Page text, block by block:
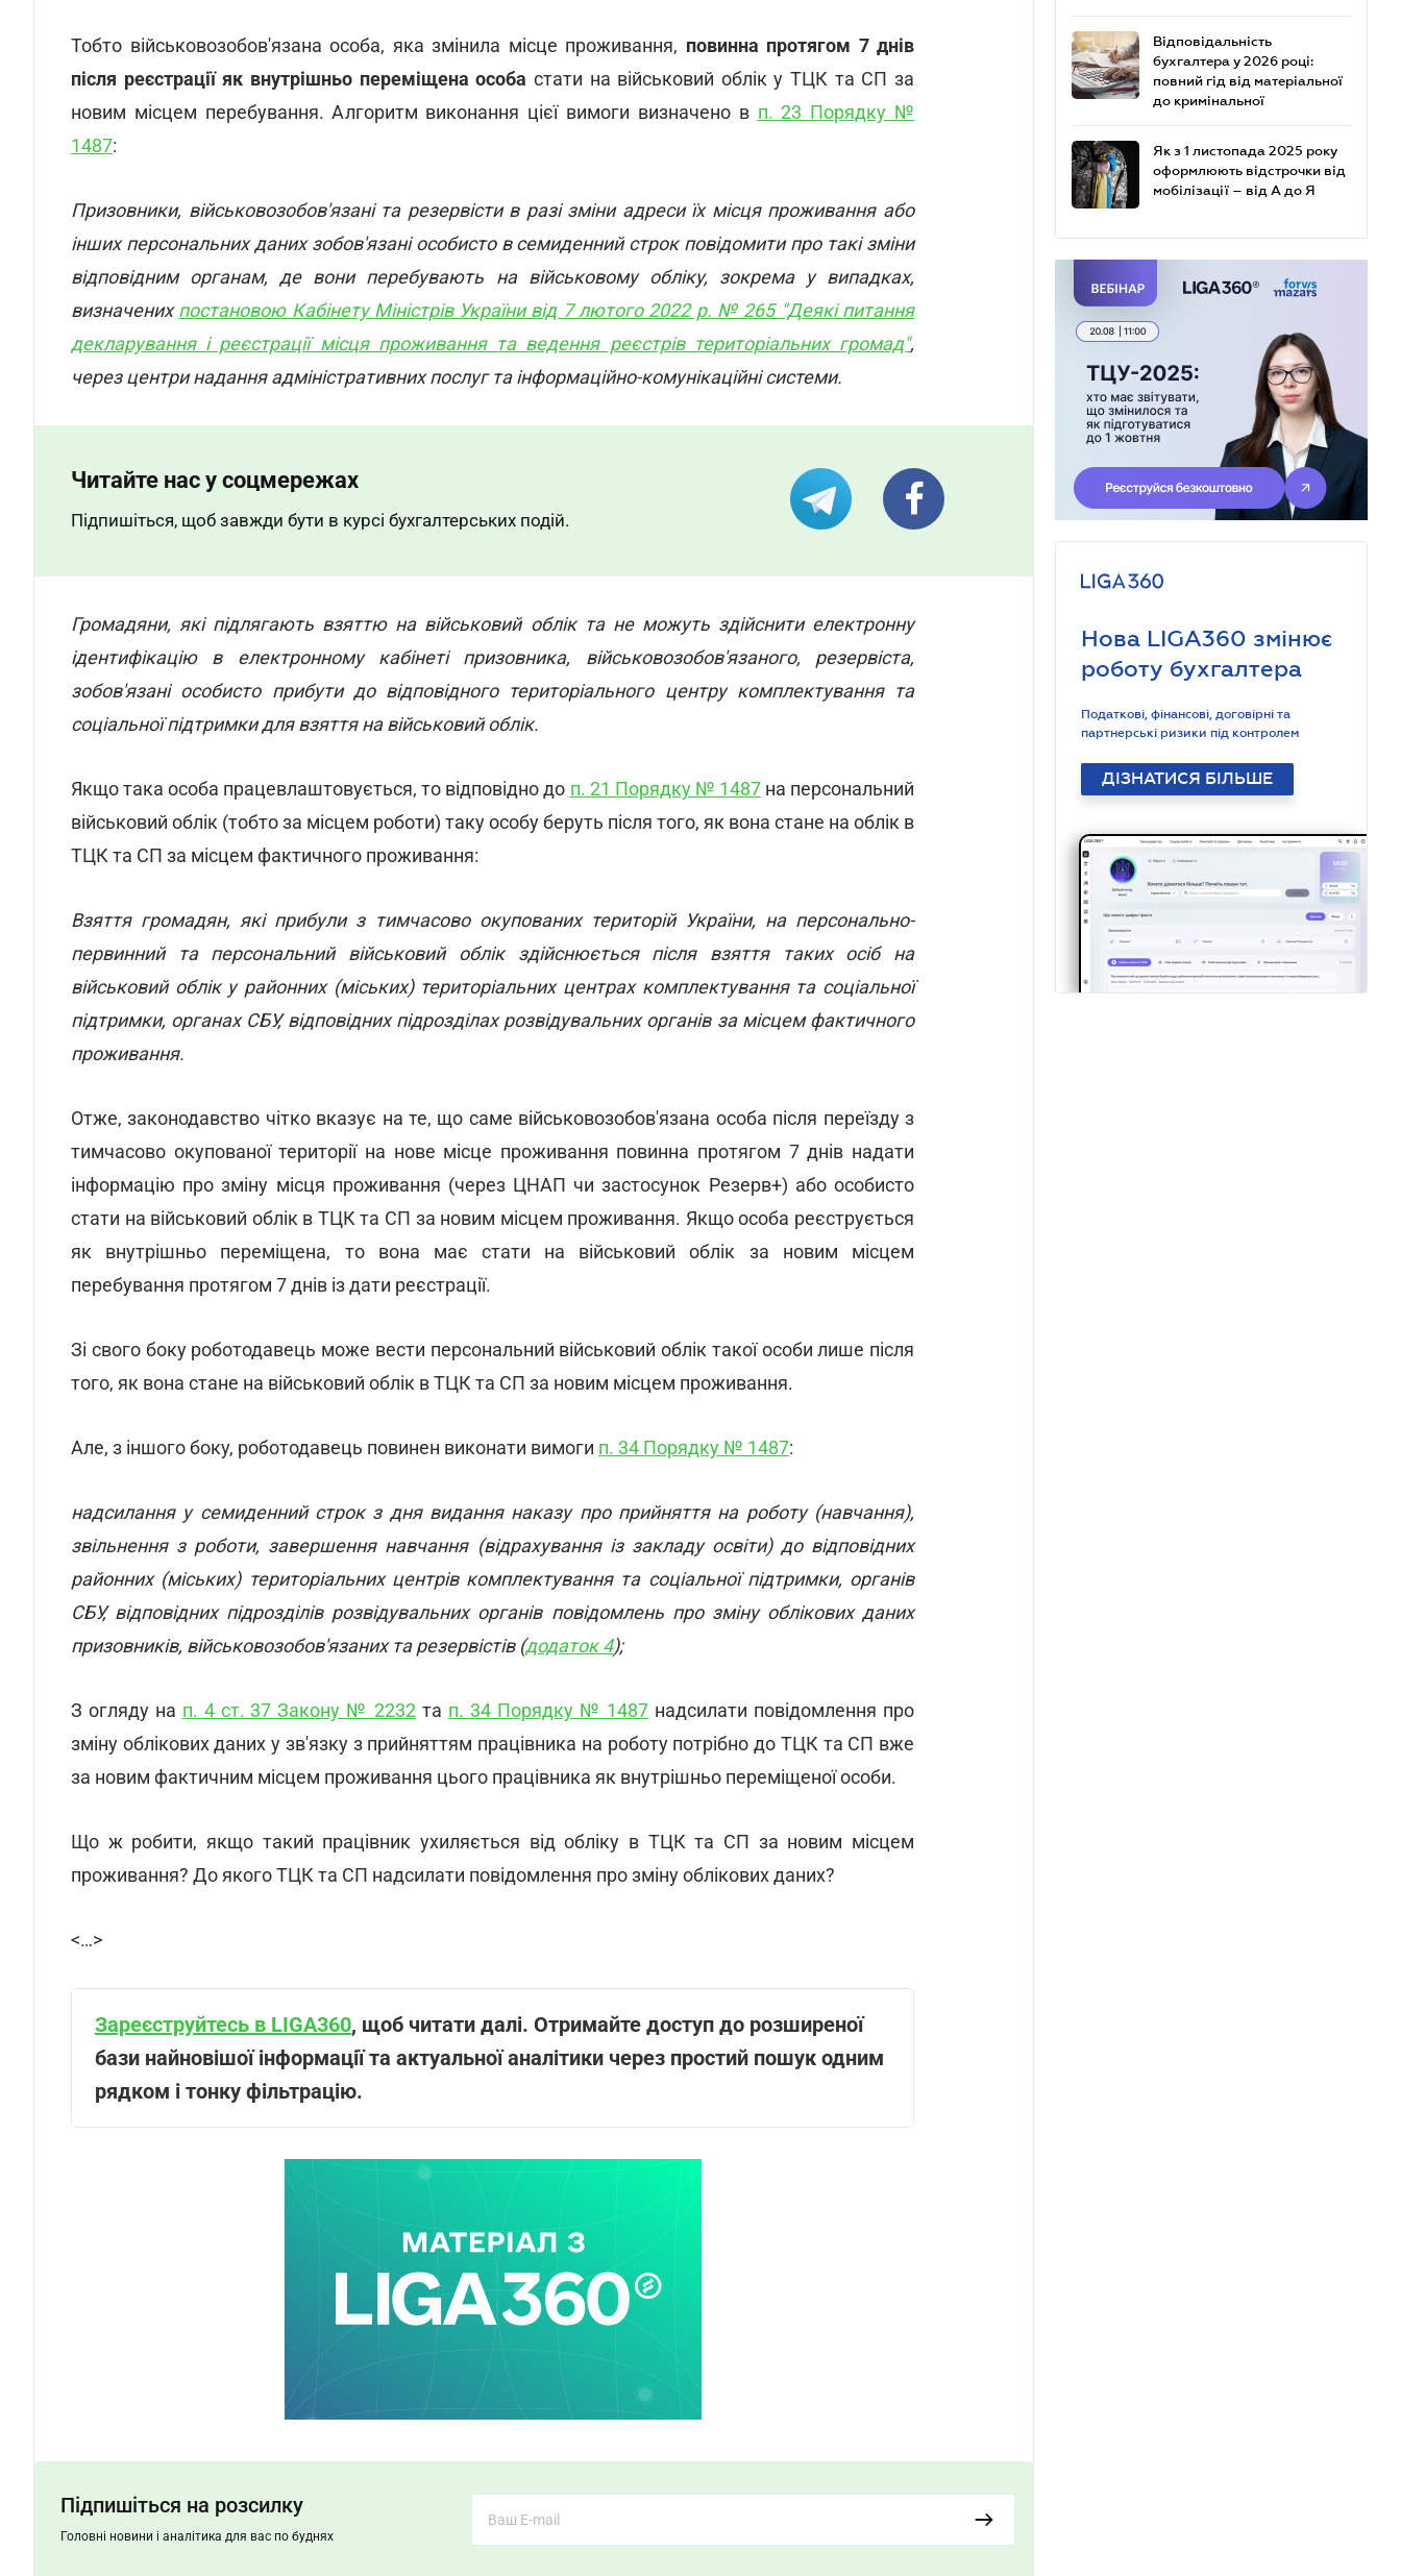
Тобто військовозобов'язана особа, яка змінила місце проживання, повинна протягом 7 днів
після реєстрації як внутрішньо переміщена особа стати на військовий облік у ТЦК та СП за
новим місцем перебування. Алгоритм виконання цієї вимоги визначено в п. 23 Порядку №
1487:
Призовники, військовозобов'язані та резервісти в разі зміни адреси їх місця проживання або
інших персональних даних зобов'язані особисто в семиденний строк повідомити про такі зміни
відповідним органам, де вони перебувають на військовому обліку, зокрема у випадках,
визначенихпостановою Кабінету Міністрів України від 7 лютого 2022 р. № 265 "Деякі питання
декларування і реєстрації місця проживання та ведення реєстрів територіальних громад",
через центри надання адміністративних послуг та інформаційно-комунікаційні системи.
Читайте нас у соцмережах
Підпишіться, щоб завжди бути в курсі бухгалтерських подій.
Громадяни, які підлягають взяттю на військовий облік та не можуть здійснити електронну
ідентифікацію в електронному кабінеті призовника, військовозобов'язаного, резервіста,
зобов'язані особисто прибути до відповідного територіального центру комплектування та
соціальної підтримки для взяття на військовий облік.
Якщо така особа працевлаштовується, то відповідно до п. 21 Порядку № 1487на персональний
військовий облік (тобто за місцем роботи) таку особу беруть після того, як вона стане на облік в
ТЦК та СП за місцем фактичного проживання:
Взяття громадян, які прибули з тимчасово окупованих територій України, на персонально-
первинний та персональний військовий облік здійснюється після взяття таких осіб на
військовий облік у районних (міських) територіальних центрах комплектування та соціальної
підтримки, органах СБУ, відповідних підрозділах розвідувальних органів за місцем фактичного
проживання.
Отже, законодавство чітко вказує на те, що саме військовозобов'язана особа після переїзду з
тимчасово окупованої території на нове місце проживання повинна протягом 7 днів надати
інформацію про зміну місця проживання (через ЦНАП чи застосунок Резерв+) або особисто
стати на військовий облік в ТЦК та СП за новим місцем проживання. Якщо особа реєструється
як внутрішньо переміщена, то вона має стати на військовий облік за новим місцем
перебування протягом 7 днів із дати реєстрації.
Зі свого боку роботодавець може вести персональний військовий облік такої особи лише після
того, як вона стане на військовий облік в ТЦК та СП за новим місцем проживання.
Але, з іншого боку, роботодавець повинен виконати вимоги п. 34 Порядку № 1487:
надсилання у семиденний строк з дня видання наказу про прийняття на роботу (навчання),
звільнення з роботи, завершення навчання (відрахування із закладу освіти) до відповідних
районних (міських) територіальних центрів комплектування та соціальної підтримки, органів
СБУ, відповідних підрозділів розвідувальних органів повідомлень про зміну облікових даних
призовників, військовозобов'язаних та резервістів (додаток 4);
З огляду на п. 4 ст. 37 Закону № 2232 та п. 34 Порядку № 1487 надсилати повідомлення про
зміну облікових даних у зв'язку з прийняттям працівника на роботу потрібно до ТЦК та СП вже
за новим фактичним місцем проживання цього працівника як внутрішньо переміщеної особи.
Що ж робити, якщо такий працівник ухиляється від обліку в ТЦК та СП за новим місцем
проживання? До якого ТЦК та СП надсилати повідомлення про зміну облікових даних?
<…>
Зареєструйтесь в LIGA360, щоб читати далі. Отримайте доступ до розширеної
бази найновішої інформації та актуальної аналітики через простий пошук одним
рядком і тонку фільтрацію.
Підпишіться на розсилку
Головні новини і аналітика для вас по буднях
Відповідальність
бухгалтера у 2026 році:
повний гід від матеріальної
до кримінальної
Як з 1 листопада 2025 року
оформлюють відстрочки від
мобілізації – від А до Я
Нова LIGA360 змінює
роботу бухгалтера
Податкові, фінансові, договірні та
партнерські ризики під контролем
ДІЗНАТИСЯ БІЛЬШЕ